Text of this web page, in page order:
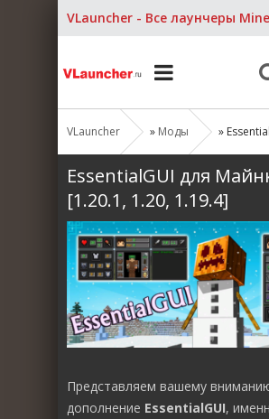
VLauncher - Все лаунчеры
VLauncher » Моды » EssentialGUI для
EssentialGUI для
[1.20.1, 1.20, 1.19.4]
Представляем вашему
дополнение EssentialGUI,